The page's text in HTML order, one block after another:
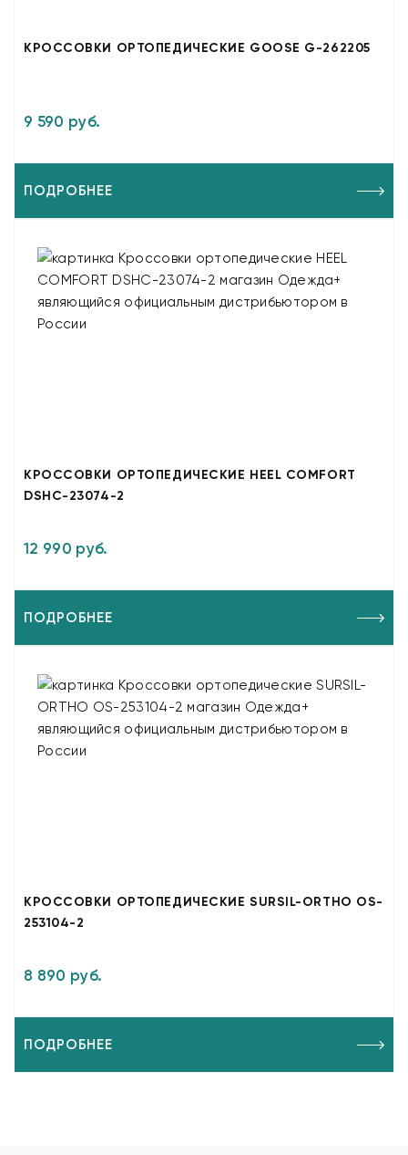
КРОССОВКИ ОРТОПЕДИЧЕСКИЕ GOOSE G-262205
9 590 руб.
ПОДРОБНЕЕ
КРОССОВКИ ОРТОПЕДИЧЕСКИЕ HEEL COMFORT
DSHC-23074-2
12 990 руб.
ПОДРОБНЕЕ
КРОССОВКИ ОРТОПЕДИЧЕСКИЕ SURSIL-ORTHO OS-
253104-2
8 890 руб.
ПОДРОБНЕЕ